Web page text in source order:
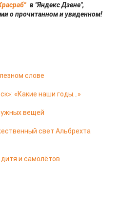
в "Яндекс Дзене",
о прочитанном и увиденном!
слове
«Какие наши годы…»
вещей
свет Альбрехта
и самолётов